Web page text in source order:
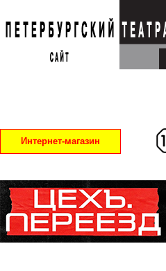
Интернет-магазин